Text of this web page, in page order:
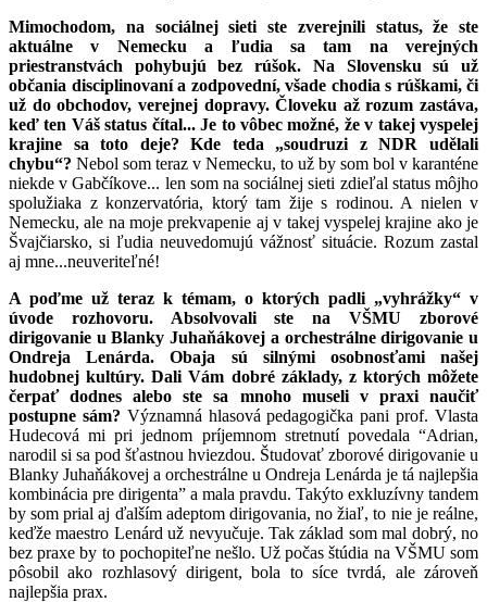
Mimochodom, na sociálnej sieti ste zverejnili status, že ste
aktuálne v Nemecku a ľudia sa tam na verejných
priestranstvách pohybujú bez rúšok. Na Slovensku sú už
občania disciplinovaní a zodpovední, všade chodia s rúškami, či
už do obchodov, verejnej dopravy. Človeku až rozum zastáva,
keď ten Váš status čítal... Je to vôbec možné, že v takej vyspelej
krajine sa toto deje? Kde teda „soudruzi z NDR udělali
chybu“? Nebol som teraz v Nemecku, to už by som bol v karanténe
niekde v Gabčíkove... len som na sociálnej sieti zdieľal status môjho
spolužiaka z konzervatória, ktorý tam žije s rodinou. A nielen v
Nemecku, ale na moje prekvapenie aj v takej vyspelej krajine ako je
Švajčiarsko, si ľudia neuvedomujú vážnosť situácie. Rozum zastal
aj mne...neuveriteľné!
A poďme už teraz k témam, o ktorých padli „vyhrážky“ v
úvode rozhovoru. Absolvovali ste na VŠMU zborové
dirigovanie u Blanky Juhaňákovej a orchestrálne dirigovanie u
Ondreja Lenárda. Obaja sú silnými osobnosťami našej
hudobnej kultúry. Dali Vám dobré základy, z ktorých môžete
čerpať dodnes alebo ste sa mnoho museli v praxi naučiť
postupne sám? Významná hlasová pedagogička pani prof. Vlasta
Hudecová mi pri jednom príjemnom stretnutí povedala “Adrian,
narodil si sa pod šťastnou hviezdou. Študovať zborové dirigovanie u
Blanky Juhaňákovej a orchestrálne u Ondreja Lenárda je tá najlepšia
kombinácia pre dirigenta” a mala pravdu. Takýto exkluzívny tandem
by som prial aj ďalším adeptom dirigovania, no žiaľ, to nie je reálne,
keďže maestro Lenárd už nevyučuje. Tak základ som mal dobrý, no
bez praxe by to pochopiteľne nešlo. Už počas štúdia na VŠMU som
pôsobil ako rozhlasový dirigent, bola to síce tvrdá, ale zároveň
najlepšia prax.